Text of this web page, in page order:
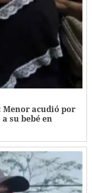
acudió por
su bebé en